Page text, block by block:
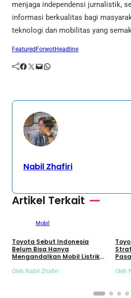
menjaga independensi jurnalistik,
informasi berkualitas bagi
teknologi dan mobilitas yang
Featured ForwotHeadline
Facebook Twitter Mail WhatsApp
Nabil Zhafiri
Artikel Terkait
Mobil
Toyota Sebut Indonesia
Belum Bisa Hanya
Mengandalkan Mobil Listrik
Oleh Nabil Zhafiri Oleh